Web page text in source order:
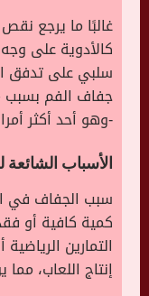
غالبًا ما يرجع
كالأدوية على
سلبي على تدفق
جفاف الفم بسبب
-وهو أحد أكثر
الأسباب
سبب الجفاف في
كمية كافية أو
التمارين
إنتاج اللعاب،